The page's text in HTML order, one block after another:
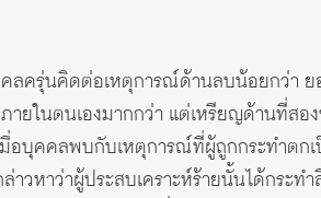
คลครุ่นคิดต่อเหตุการณ์ด้านลบน้อยกว่า
ยในตนเองมากกว่า แต่เหรียญด้านที่สอ
มื่อบุคคลพบกับเหตุการณ์ที่ผู้ถูกกระทำตก
วหาว่าผู้ประสบเคราะห์ร้ายนั้นได้กระทำ